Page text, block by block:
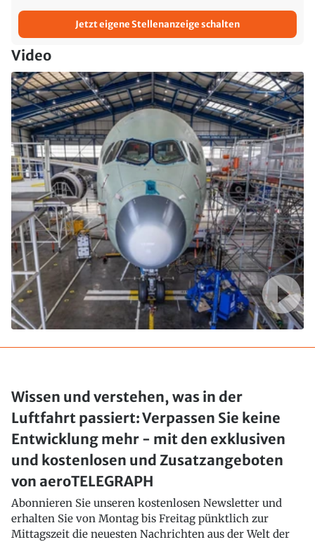
Jetzt eigene Stellenanzeige schalten
Video
Wissen und verstehen, was in der
Luftfahrt passiert: Verpassen Sie keine
Entwicklung mehr - mit den exklusiven
und kostenlosen und Zusatzangeboten
von aeroTELEGRAPH
Abonnieren Sie unseren kostenlosen Newsletter und
erhalten Sie von Montag bis Freitag pünktlich zur
Mittagszeit die neuesten Nachrichten aus der Welt der